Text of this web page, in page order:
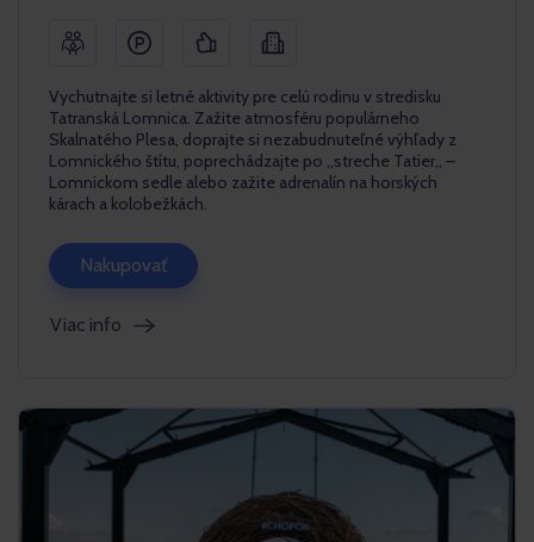
Vychutnajte si letné aktivity pre celú rodinu v stredisku
Tatranská Lomnica. Zažite atmosféru populárneho
Skalnatého Plesa, doprajte si nezabudnuteľné výhľady z
Lomnického štítu, poprechádzajte po ,,streche Tatier,, –
Lomnickom sedle alebo zažite adrenalín na horských
kárach a kolobežkách.
Nakupovať
Viac info